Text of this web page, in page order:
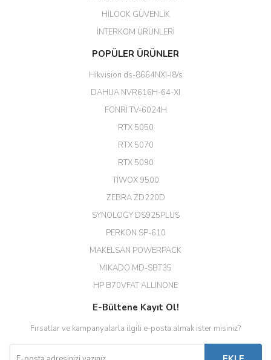
HİLOOK GÜVENLİK
İNTERKOM ÜRÜNLERİ
POPÜLER ÜRÜNLER
Hikvision ds-8664NXI-I8/s
DAHUA NVR616H-64-XI
FONRİ TV-6024H
RTX 5050
RTX 5070
RTX 5090
TİWOX 9500
ZEBRA ZD220D
SYNOLOGY DS925PLUS
PERKON SP-610
MAKELSAN POWERPACK
MIKADO MD-SBT35
HP B70VFAT ALLINONE
E-Bültene Kayıt Ol!
Fırsatlar ve kampanyalarla ilgili e-posta almak ister misiniz?